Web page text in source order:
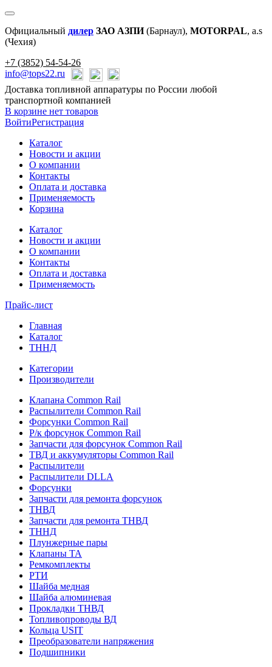
Официальный дилер ЗАО АЗПИ(Барнаул), MOTORPAL, a.s
(Чехия)
+7 (3852) 54-54-26
info@tops22.ru
Доставка топливной аппаратуры по России любой
транспортной компанией
В корзине нет товаров
ВойтиРегистрация
Каталог
Новости и акции
О компании
Контакты
Оплата и доставка
Применяемость
Корзина
Каталог
Новости и акции
О компании
Контакты
Оплата и доставка
Применяемость
Прайс-лист
Главная
Каталог
ТННД
Категории
Производители
Клапана Common Rail
Распылители Common Rail
Форсунки Common Rail
Р/к форсунок Common Rail
Запчасти для форсунок Common Rail
ТВД и аккумуляторы Common Rail
Распылители
Распылители DLLA
Форсунки
Запчасти для ремонта форсунок
ТНВД
Запчасти для ремонта ТНВД
ТННД
Плунжерные пары
Клапаны ТА
Ремкомплекты
РТИ
Шайба медная
Шайба алюминевая
Прокладки ТНВД
Топливопроводы ВД
Кольца USIT
Преобразователи напряжения
Подшипники